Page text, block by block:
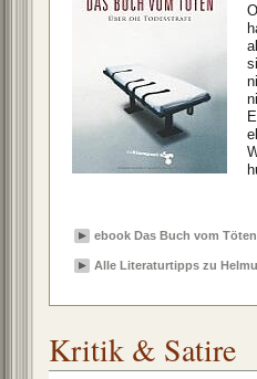
ebook Das Buch vom Töten
Alle Literaturtipps zu
Kritik & Satire